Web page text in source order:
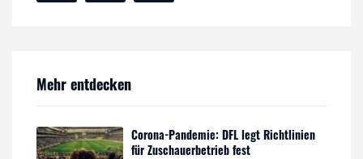
Mehr entdecken
Corona-Pandemie: DFL legt Richtlinien
für Zuschauerbetrieb fest